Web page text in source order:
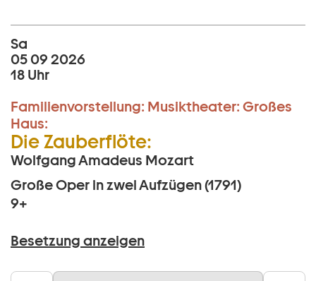
Sa
05 09 2026
18 Uhr
Familienvorstellung: Musiktheater: Großes
Haus:
Die Zauberflöte:
Wolfgang Amadeus Mozart
Große Oper in zwei Aufzügen (1791)
9+
Besetzung anzeigen